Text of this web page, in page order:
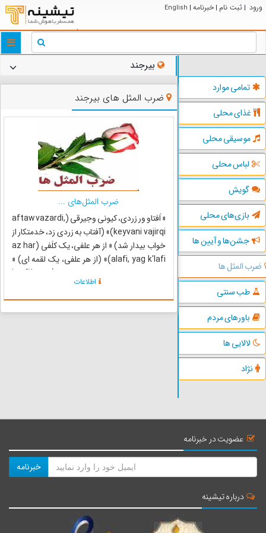
ورود | ثبت نام | خبرنامه |
English
تمامی موارد
غذای محلی
موسیقی محلی
لباس محلی
گویش
بازی‌های محلی
جشن‌ها و آیین ها
ضرب المثل ها
طب سنتی
باورهای مردم
لالایی ها
نژاد
بیرجند
ضرب المثل های بیرجند
ضرب المثل‌های ...
« اَفتاو ور زردی، کیونی وجیرقی (aftaw vazardi,
keyvani vajirqi)» (آفتاب به زردی زد، خدمتکار از
خواب بیدار شد) « از هر علفی، یک کلَفی (az har
alafi, yag k'lafi)» (از هر علفی، یک لقمه ای) «
حرف بزو چاقت کِنَه، نِه کی زاغِت کِنَه (harfi bezo,
چا...
اطلاعات
عضویت در خبرنامه
خبرنامه
درباره تیشینه